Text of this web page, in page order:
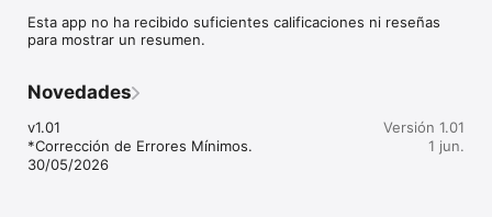
para ser sintonizada.
siempre respondemos a las dudas que nos escriben a
arielflomenbaum@icloud.com. Si tienes algún problema,
incompatibilidad con tu dispositivo, Etc, escríbenos e
intentaremos resolver el problema cuanto antes. Si te ha
gustado la aplicación... agradeceríamos una valoración positiva.
Esta app no ha recibido suficientes calificaciones ni reseñas
para mostrar un resumen.
Novedades
v1.01
*Corrección de Errores Mínimos.
30/05/2026
Versión 1.01
1 jun.